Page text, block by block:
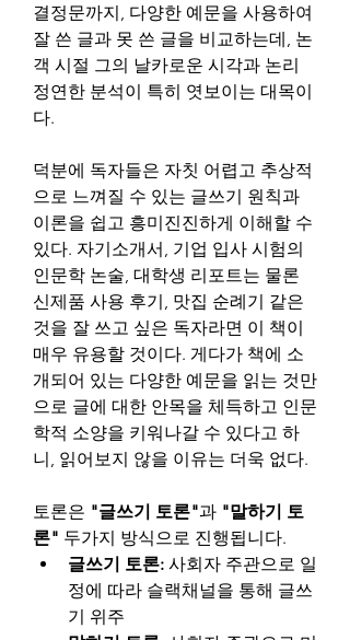
결정문까지, 다양한 예문을 사용하여
잘 쓴 글과 못 쓴 글을 비교하는데, 논
객 시절 그의 날카로운 시각과 논리
정연한 분석이 특히 엿보이는 대목이
다.
덕분에 독자들은 자칫 어렵고 추상적
으로 느껴질 수 있는 글쓰기 원칙과
이론을 쉽고 흥미진진하게 이해할 수
있다. 자기소개서, 기업 입사 시험의
인문학 논술, 대학생 리포트는 물론
신제품 사용 후기, 맛집 순례기 같은
것을 잘 쓰고 싶은 독자라면 이 책이
매우 유용할 것이다. 게다가 책에 소
개되어 있는 다양한 예문을 읽는 것만
으로 글에 대한 안목을 체득하고 인문
학적 소양을 키워나갈 수 있다고 하
니, 읽어보지 않을 이유는 더욱 없다.
토론은 "글쓰기 토론"과 "말하기 토
론" 두가지 방식으로 진행됩니다.
글쓰기 토론: 사회자 주관으로 일
정에 따라 슬랙채널을 통해 글쓰
기 위주